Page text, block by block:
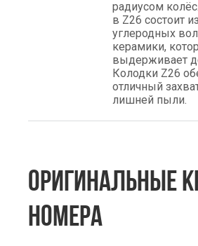
радиусом
в Z26 состоит
углеродных
керамики,
выдерживает
Колодки Z26
отличный
лишней пыли.
ОРИГИНАЛЬНЫЕ
НОМЕРА